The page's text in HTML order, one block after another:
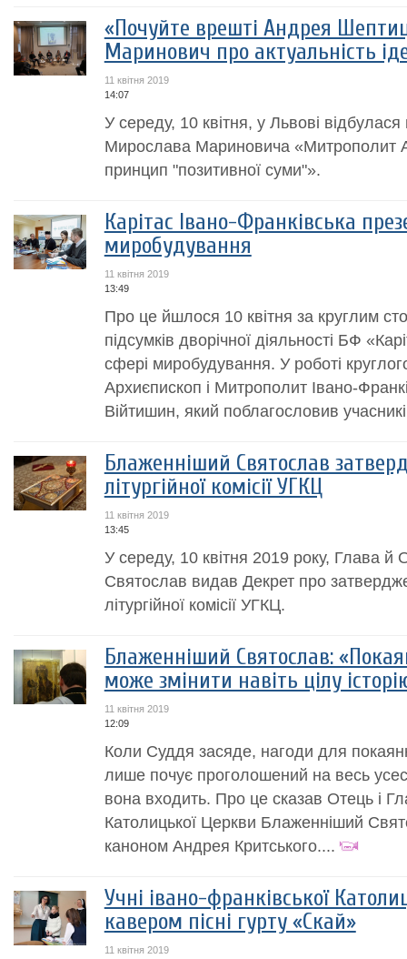
«Почуйте врешті Андрея
Маринович про актуальність
11 квітня 2019
14:07
У середу, 10 квітня, у Львові відбулася
Мирослава Мариновича «Митрополит
принцип "позитивної суми"».
Карітас Івано-Франківська
миробудування
11 квітня 2019
13:49
Про це йшлося 10 квітня за круглим
підсумків дворічної діяльності БФ
сфері миробудування. У роботі
Архиєпископ і Митрополит Івано-
Війтишин, який поблагословив
Блаженніший Святослав
літургійної комісії УГКЦ
11 квітня 2019
13:45
У середу, 10 квітня 2019 року, Глава
Святослав видав Декрет про
літургійної комісії УГКЦ.
Блаженніший Святослав:
може змінити навіть цілу
11 квітня 2019
12:09
Коли Суддя засяде, нагоди для
лише почує проголошений на весь
вона входить. Про це сказав Отець і
Католицької Церкви Блаженніший
каноном Андрея Критського....
Учні івано-франківської
кавером пісні гурту «Скай»
11 квітня 2019